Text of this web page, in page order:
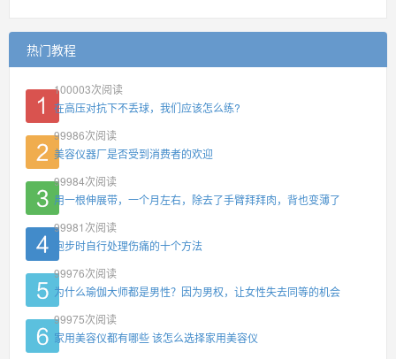
热门教程
100003次阅读
在高压对抗下不丢球，我们应该怎么练?
99986次阅读
美容仪器厂是否受到消费者的欢迎
99984次阅读
用一根伸展带，一个月左右，除去了手臂拜拜肉，背也变薄了
99981 次阅读
跑步时自行处理伤痛的十个方法
99976次阅读
为什么瑜伽大师都是男性？因为男权，让女性失去同等的机会
99975次阅读
家用美容仪都有哪些 该怎么选择家用美容仪